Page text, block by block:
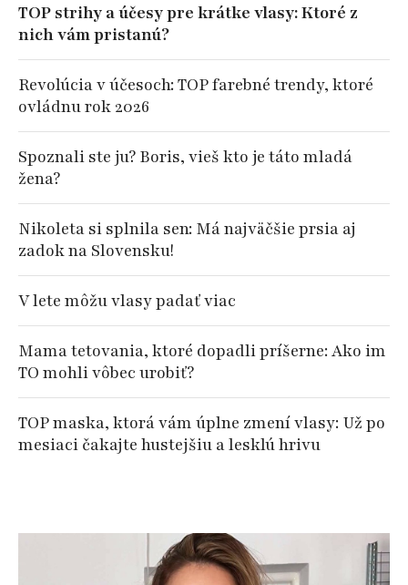
TOP strihy a účesy pre krátke vlasy: Ktoré z
nich vám pristanú?
Revolúcia v účesoch: TOP farebné trendy, ktoré
ovládnu rok 2026
Spoznali ste ju? Boris, vieš kto je táto mladá
žena?
Nikoleta si splnila sen: Má najväčšie prsia aj
zadok na Slovensku!
V lete môžu vlasy padať viac
Mama tetovania, ktoré dopadli príšerne: Ako im
TO mohli vôbec urobiť?
TOP maska, ktorá vám úplne zmení vlasy: Už po
mesiaci čakajte hustejšiu a lesklú hrivu